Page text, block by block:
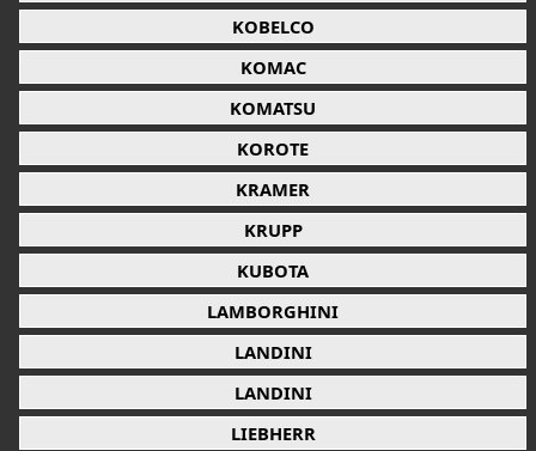
KOBELCO
KOMAC
KOMATSU
KOROTE
KRAMER
KRUPP
KUBOTA
LAMBORGHINI
LANDINI
LANDINI
LIEBHERR